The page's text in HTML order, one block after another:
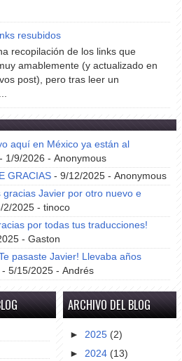
resubidos
recopilación de los links que
amablemente (y actualizado en
post), pero tras leer un
aquí en México ya están al
1/9/2026 - Anonymous
GRACIAS - 9/12/2025 - Anonymous
gracias Javier por otro nuevo e
2025 - tinoco
por todas tus traducciones!
- Gaston
pasaste Javier! Llevaba años
- 5/15/2025 - Andrés
ARCHIVO DEL BLOG
► 2025 (2)
► 2024 (13)